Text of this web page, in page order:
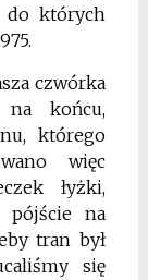
do których
czwórka
na końcu,
którego
więc
łyżki,
pójście na
tran był
się